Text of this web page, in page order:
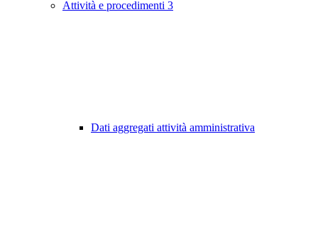
Attività e procedimenti 3
Dati aggregati attività amministrativa